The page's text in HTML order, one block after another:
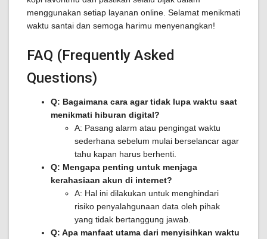
menggunakan setiap layanan online. Selamat menikmati
waktu santai dan semoga harimu menyenangkan!
FAQ (Frequently Asked
Questions)
Q: Bagaimana cara agar tidak lupa waktu saat
menikmati hiburan digital?
A: Pasang alarm atau pengingat waktu
sederhana sebelum mulai berselancar agar
tahu kapan harus berhenti.
Q: Mengapa penting untuk menjaga
kerahasiaan akun di internet?
A: Hal ini dilakukan untuk menghindari
risiko penyalahgunaan data oleh pihak
yang tidak bertanggung jawab.
Q: Apa manfaat utama dari menyisihkan waktu